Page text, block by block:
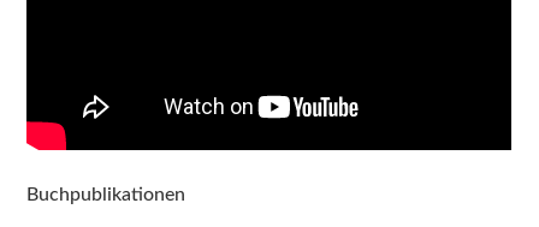
Buchpublikationen